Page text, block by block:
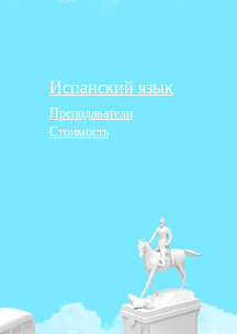
Испанский язык
Преподаватели
Стоимость